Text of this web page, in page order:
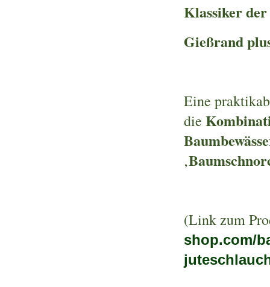
Klassiker
Gießrand
Eine
die
‚
(Link zum
shop.com/